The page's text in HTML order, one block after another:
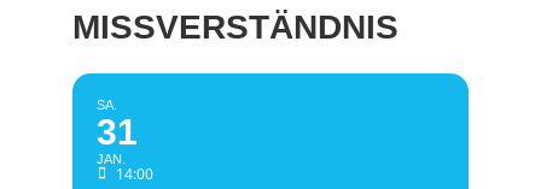
MISSVERSTÄNDNIS
SA.
31
JAN.
14:00